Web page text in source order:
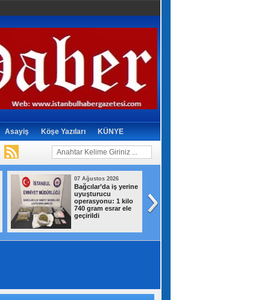
Asayiş Köşe Yazıları KÜNYE
07 Ağustos 2026
Bağcılar’da iş yerine
uyuşturucu
operasyonu: 1 kilo
740 gram esrar ele
geçirildi